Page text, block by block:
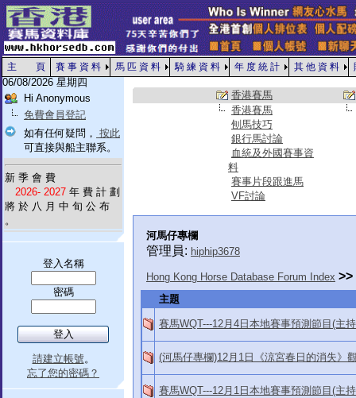
主 頁 賽 事 資 料 馬 匹 資 料 騎 練 資 料 年 度 統 計 其 他 資 料
06/08/2026 星期四
Hi Anonymous
免費會員登記
如有任何疑問， 按此
可直接與船主聯系。
新 季 會 費
2026- 2027 年 費 計 劃
將 於 八 月 中 旬 公 布
。
登入名稱
密碼
請建立帳號。
忘了您的密碼？
香港賽馬
香港賽馬
刨馬技巧
銀行馬討論
血統及外國賽事資
料
賽事片段跟進馬
VF討論
河馬仔專欄
管理員: hiphip3678
Hong Kong Horse Database Forum Index >>
主題
賽馬WQT---12月4日本地賽事預測節目(主
(河馬仔專欄)12月1日《涼宮春日的消失》
賽馬WQT---12月1日本地賽事預測節目(主